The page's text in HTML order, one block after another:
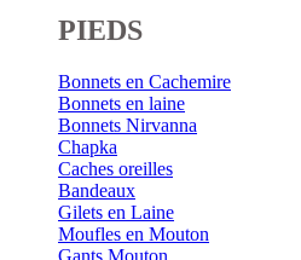
PIEDS
Bonnets en Cachemire
Bonnets en laine
Bonnets Nirvanna
Chapka
Caches oreilles
Bandeaux
Gilets en Laine
Moufles en Mouton